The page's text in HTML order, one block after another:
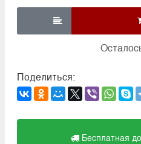

Поделиться:
Бесплатная